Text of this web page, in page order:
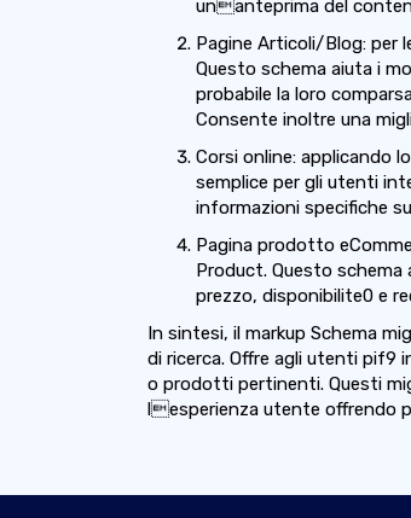
unanteprima del
Pagine Articoli/Blog: per
Questo schema aiuta i
probabile la loro
Consente inoltre una
Corsi online: applicando
semplice per gli utenti
informazioni specifiche
Pagina prodotto
Product. Questo
prezzo, disponibilite0 e
In sintesi, il markup Schema
di ricerca. Offre agli utenti pif9
o prodotti pertinenti. Questi
lesperienza utente offrendo